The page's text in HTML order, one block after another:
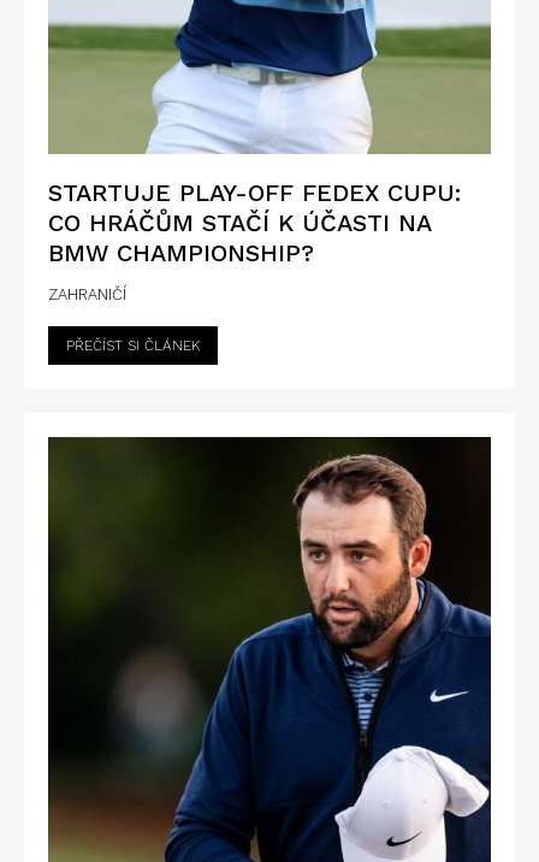
STARTUJE PLAY-OFF FEDEX CUPU:
CO HRÁČŮM STAČÍ K ÚČASTI NA
BMW CHAMPIONSHIP?
ZAHRANIČÍ
PŘEČÍST SI ČLÁNEK